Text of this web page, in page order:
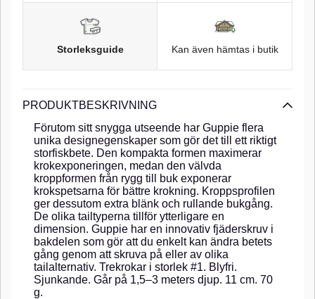
Storleksguide Kan även hämtas i butik
PRODUKTBESKRIVNING
Förutom sitt snygga utseende har Guppie flera
unika designegenskaper som gör det till ett riktigt
storfiskbete. Den kompakta formen maximerar
krokexponeringen, medan den välvda
kroppformen från rygg till buk exponerar
krokspetsarna för bättre krokning. Kroppsprofilen
ger dessutom extra blänk och rullande bukgång.
De olika tailtyperna tillför ytterligare en
dimension. Guppie har en innovativ fjäderskruv i
bakdelen som gör att du enkelt kan ändra betets
gång genom att skruva på eller av olika
tailalternativ. Trekrokar i storlek #1. Blyfri.
Sjunkande. Går på 1,5–3 meters djup. 11 cm. 70
g.